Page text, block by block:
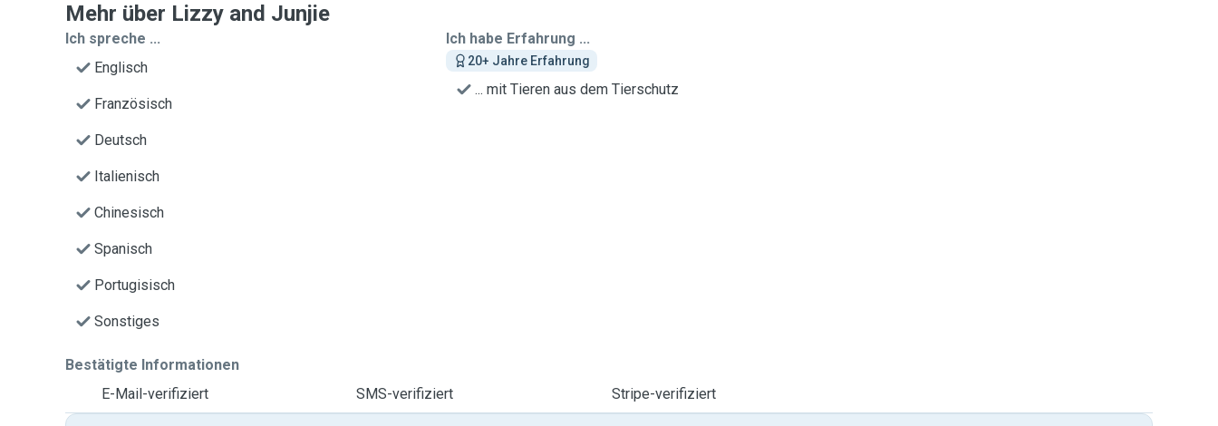
Mehr über Lizzy and Junjie
Ich spreche ...
Englisch
Französisch
Deutsch
Italienisch
Chinesisch
Spanisch
Portugisisch
Sonstiges
Ich habe Erfahrung ...
20+ Jahre Erfahrung
... mit Tieren aus dem Tierschutz
Bestätigte Informationen
E-Mail-verifiziert
SMS-verifiziert Stripe-verifiziert